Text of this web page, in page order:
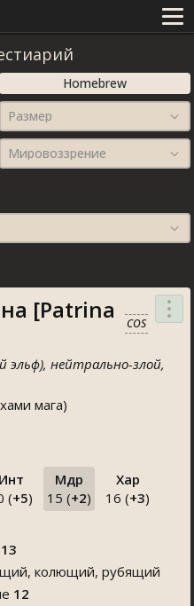
Homebrew
Размер
Мировоззрение
[Patrina
COS
эльф), нейтрально-злой,
мага)
Инт
(+5)
Мдр
15 (+2)
Хар
16 (+3)
колющий, рубящий
12